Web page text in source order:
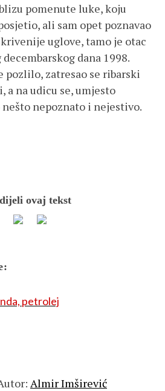
pomenute luke, koju
ali sam opet poznavao
uglove, tamo je otac
dana 1998.
pozlilo, zatresao se ribarski
a na udicu se, umjesto
nepoznato i nejestivo.
ovaj tekst
Almir Imširević